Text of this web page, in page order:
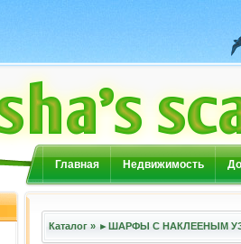
Главная Недвижимость
Каталог » ►ШАРФЫ С НАКЛЕЕНЫМ